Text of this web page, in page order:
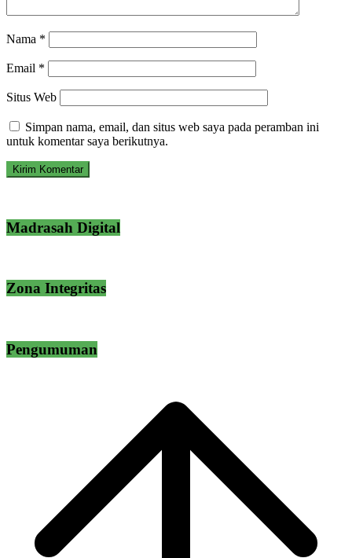
Nama *
Email *
Situs Web
Simpan nama, email, dan situs web saya pada peramban ini
untuk komentar saya berikutnya.
Madrasah Digital
Zona Integritas
Pengumuman